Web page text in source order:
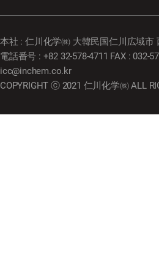
本社 : 仁川化学㈱ 大韓民国仁川広域市
電話番号 : +82 32-578-4711 FAX : 032-
icc@inchem.co.kr
COPYRIGHT ⓒ 2021 仁川化学㈱ ALL